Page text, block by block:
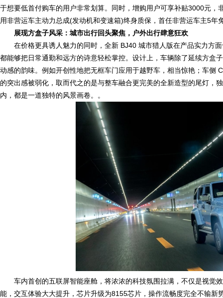
于想要低首付购车的用户非常划算。同时，增购用户可享补贴3000元
用非营运车主动力总成(发动机和变速箱)终身质保，首任非营运车主5
展现方盒子风采：城市出行回头聚焦，户外出行肆意狂欢
在价格更具诱人魅力的同时，全新 BJ40 城市猎人版在产品实力方
都能够把日常通勤和远方的诗意轻松掌控。设计上，车辆除了延续方盒
动感的韵味。例如开创性地把无框车门应用于越野车，相当惊艳；车侧
的突出感被弱化，取而代之的是与整车融合更完美的全新造型的尾灯，
内，都是一道独特的风景画卷。。
车内首创的五联屏智能座舱，将浓浓的科技氛围拉满，不仅是视觉
能，交互体验大大提升，芯片升级为8155芯片，操作流畅度完全不输